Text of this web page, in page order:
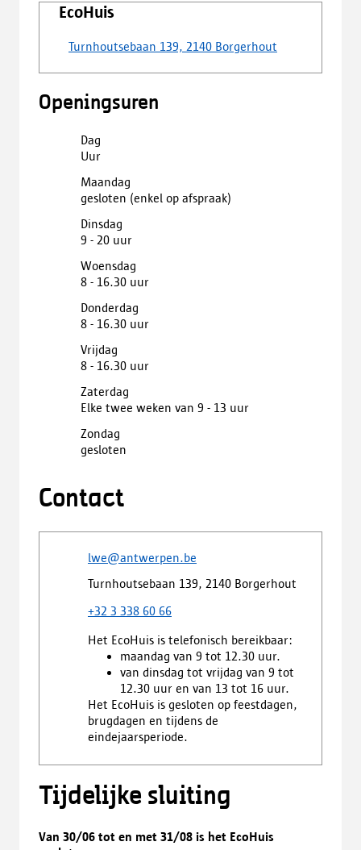
EcoHuis
Turnhoutsebaan 139, 2140 Borgerhout
Openingsuren
Dag
Uur
Maandag
gesloten (enkel op afspraak)
Dinsdag
9 - 20 uur
Woensdag
8 - 16.30 uur
Donderdag
8 - 16.30 uur
Vrijdag
8 - 16.30 uur
Zaterdag
Elke twee weken van 9 - 13 uur
Zondag
gesloten
Contact
lwe@antwerpen.be
Turnhoutsebaan 139, 2140 Borgerhout
+32 3 338 60 66
Het EcoHuis is telefonisch bereikbaar:
maandag van 9 tot 12.30 uur.
van dinsdag tot vrijdag van 9 tot
12.30 uur en van 13 tot 16 uur.
Het EcoHuis is gesloten op feestdagen,
brugdagen en tijdens de
eindejaarsperiode.
Tijdelijke sluiting
Van 30/06 tot en met 31/08 is het EcoHuis